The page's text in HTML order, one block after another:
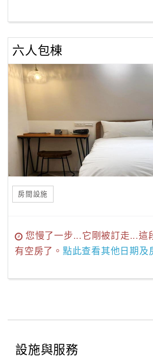
六人包棟
房間設施
您慢了一步...它剛被訂走...這
有空房了。 點此查看其他日期及
設施與服務